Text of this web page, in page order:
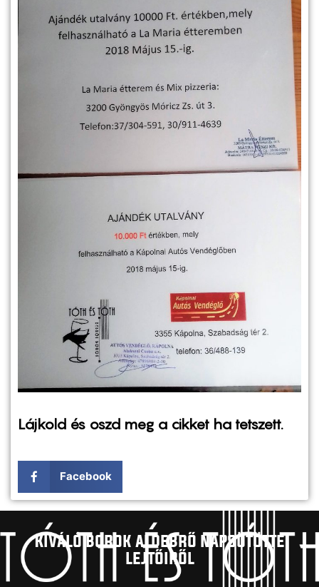
Lájkold és oszd meg a cikket ha tetszett.
Facebook
Kíváló borok aldebrő napsütötte
lejtőiről